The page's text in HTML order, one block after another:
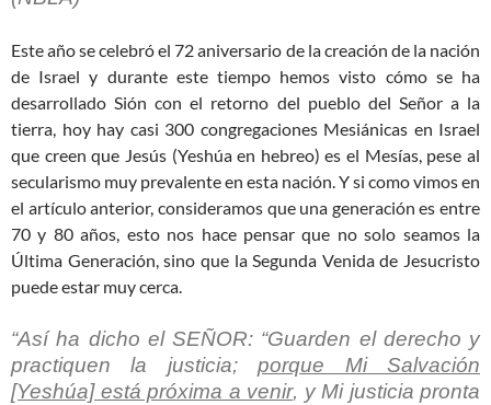
Este año se celebró el 72 aniversario de la creación de la nación
de Israel y durante este tiempo hemos visto cómo se ha
desarrollado Sión con el retorno del pueblo del Señor a la
tierra, hoy hay casi 300 congregaciones Mesiánicas en Israel
que creen que Jesús (Yeshúa en hebreo) es el Mesías, pese al
secularismo muy prevalente en esta nación. Y si como vimos en
el artículo anterior, consideramos que una generación es entre
70 y 80 años, esto nos hace pensar que no solo seamos la
Última Generación, sino que la Segunda Venida de Jesucristo
puede estar muy cerca.
“Así ha dicho el SEÑOR: “Guarden el derecho y
practiquen la justicia;porque Mi Salvación
[Yeshúa] está próxima a venir, y Mi justicia pronta